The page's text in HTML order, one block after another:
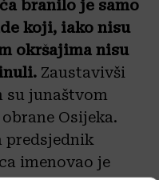
branilo je samo
koji, iako nisu
okršajima nisu
Zaustavivši
su junaštvom
Osijeka.
predsjednik
imenovao je